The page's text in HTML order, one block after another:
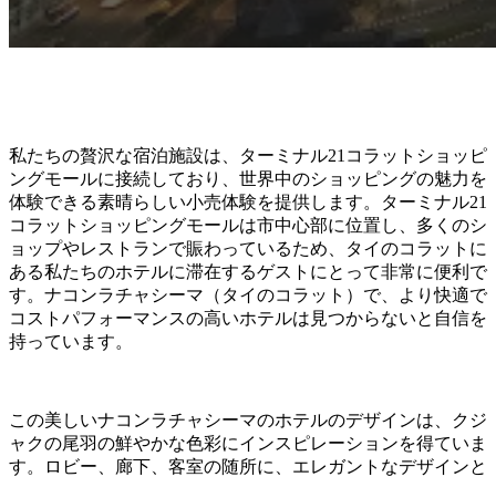
私たちの贅沢な宿泊施設は、ターミナル21コラットショッピ
ングモールに接続しており、世界中のショッピングの魅力を
体験できる素晴らしい小売体験を提供します。ターミナル21
コラットショッピングモールは市中心部に位置し、多くのシ
ョップやレストランで賑わっているため、タイのコラットに
ある私たちのホテルに滞在するゲストにとって非常に便利で
す。ナコンラチャシーマ（タイのコラット）で、より快適で
コストパフォーマンスの高いホテルは見つからないと自信を
持っています。
この美しいナコンラチャシーマのホテルのデザインは、クジ
ャクの尾羽の鮮やかな色彩にインスピレーションを得ていま
す。ロビー、廊下、客室の随所に、エレガントなデザインと